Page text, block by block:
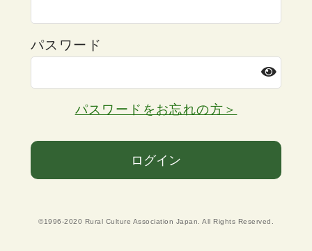
パスワード
パスワードをお忘れの方＞
ログイン
©1996-2020 Rural Culture Association Japan. All Rights Reserved.